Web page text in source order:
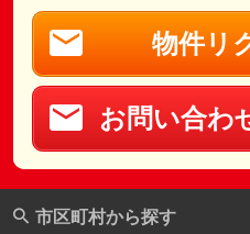
物件リ
お問い合わ
市区町村から探す